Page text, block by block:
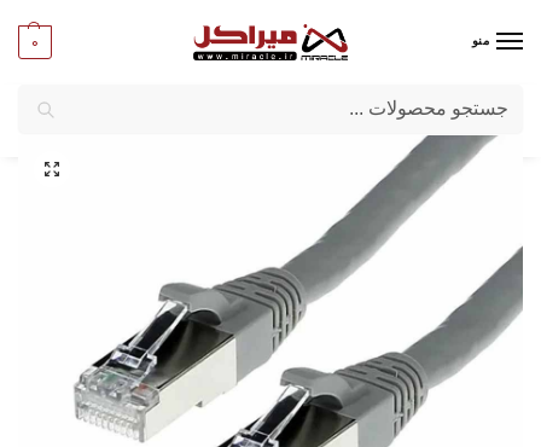
منو 0
میراکل/کامپیوتر/کابل/پچ کورد شبکه